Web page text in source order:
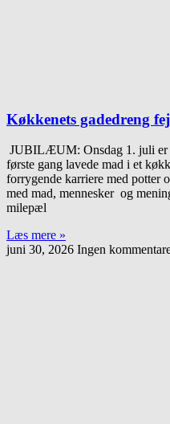
Køkkenets gadedreng
JUBILÆUM: Onsdag 1. juli er
første gang lavede mad i et
forrygende karriere med potter
med mad, mennesker og
milepæl
Læs mere »
juni 30, 2026 Ingen